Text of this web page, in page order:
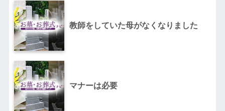
教師をしていた母がなくなりました
マナーは必要